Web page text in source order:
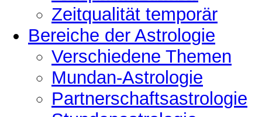
Zeitqualität temporär
Bereiche der Astrologie
Verschiedene Themen
Mundan-Astrologie
Partnerschaftsastrologie